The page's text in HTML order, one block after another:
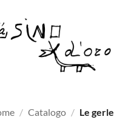
/ Catalogo / Le gerle